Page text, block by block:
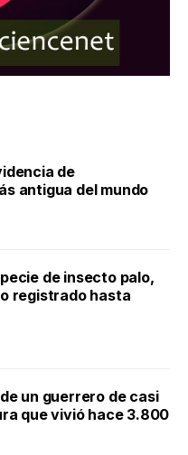
de
antigua del mundo
de insecto palo,
registrado hasta
un guerrero de casi
que vivió hace 3.800